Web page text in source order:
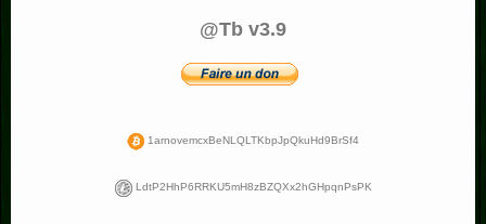
@Tb v3.9
1arnovemcxBeNLQLTKbpJpQkuHd9BrSf4
LdtP2HhP6RRKU5mH8zBZQXx2hGHpqnPsPK